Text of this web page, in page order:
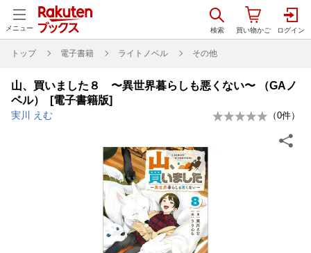
メニュー
トップ 電子書籍 ライトノベル その他
山、買いました８ 〜異世界暮らしも悪くない〜 （GAノ
ベル） [電子書籍版]
実川 えむ （0件）